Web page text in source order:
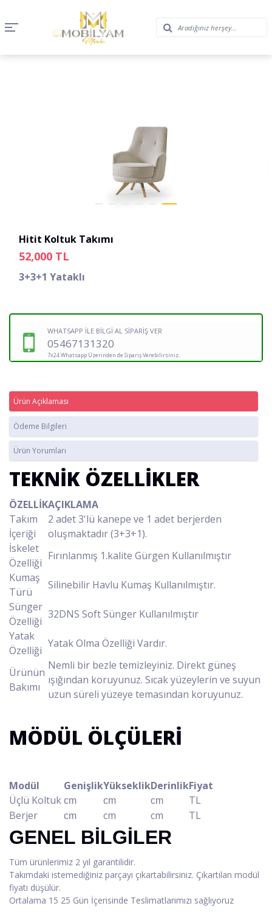
Hitit Koltuk Takımı
52,000 TL
3+3+1 Yataklı
WHATSAPP İLE BİLGİ AL SİPARİŞ VER
05467131320
7x24 Whatsapp Üzerinden de Sipariş Verebilirsiniz.
Ürün Açıklaması
Ödeme Bilgileri
Ürün Yorumları
TEKNİK ÖZELLİKLER
ÖZELLİKAÇIKLAMA
Takım
İçeriği
2 adet 3'lü kanepe ve 1 adet berjerden
oluşmaktadır (3+3+1).
İskelet
Özelliği
Fırınlanmış 1.kalite Gürgen Kullanılmıştır
Kumaş
Türü
Silinebilir Havlu Kumaş Kullanılmıştır.
Sünger
Özelliği
32DNS Soft Sünger Kullanılmıştır
Yatak
Özelliği
Yatak Olma Özelliği Vardır.
Ürünün
Bakımı
Nemli bir bezle temizleyiniz. Direkt güneş
ışığından koruyunuz. Sıcak yüzeylerin ve suyun
uzun süreli yüzeye temasından koruyunuz.
MÖDÜL ÖLÇÜLERİ
Modül GenişlikYükseklikDerinlikFiyat
Üçlü Koltuk cm cm cm
TL
Berjer
cm cm cm TL
GENEL BİLGİLER
Tüm ürünlerimiz 2 yıl garantilidir.
Takımdaki istemediğiniz parçayı çıkartabilirsiniz. Çıkartılan modül
fiyatı düşülür.
Ortalama 15 25 Gün İçerisinde Teslimatlarımızı sağlıyoruz